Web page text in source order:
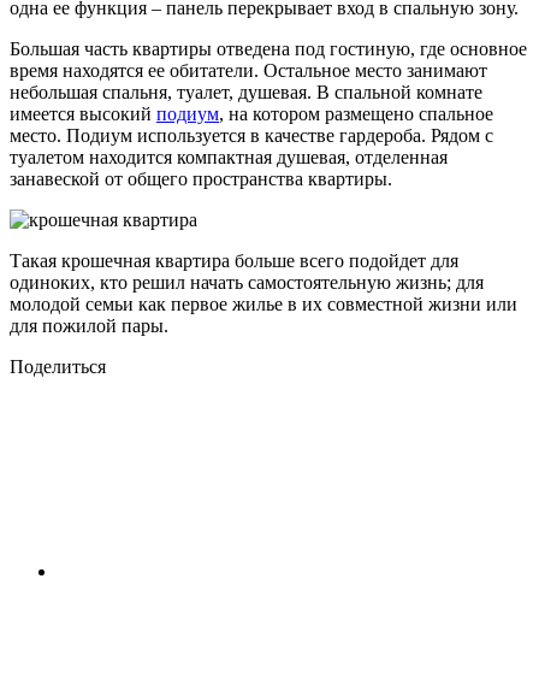
одна ее функция – панель перекрывает вход в спальную зону.
Большая часть квартиры отведена под гостиную, где основное
время находятся ее обитатели. Остальное место занимают
небольшая спальня, туалет, душевая. В спальной комнате
имеется высокий подиум, на котором размещено спальное
место. Подиум используется в качестве гардероба. Рядом с
туалетом находится компактная душевая, отделенная
занавеской от общего пространства квартиры.
Такая крошечная квартира больше всего подойдет для
одиноких, кто решил начать самостоятельную жизнь; для
молодой семьи как первое жилье в их совместной жизни или
для пожилой пары.
Поделиться